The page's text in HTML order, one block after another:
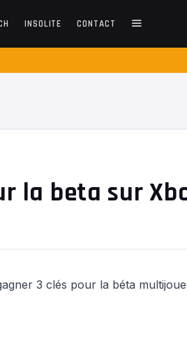
INSOLITE CONTACT
Sites
la beta sur
3 clés pour la béta